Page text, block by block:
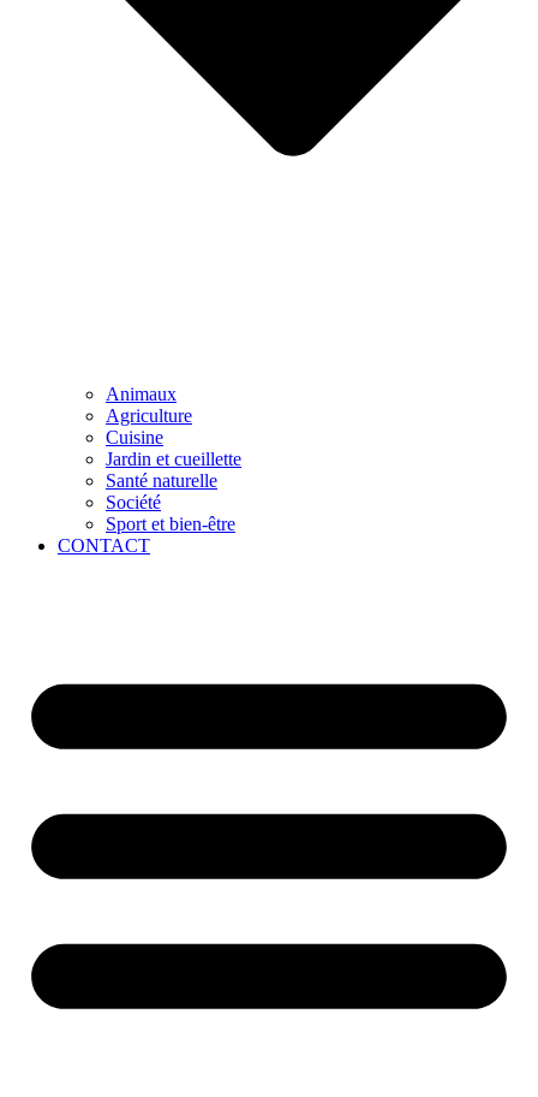
Animaux
Agriculture
Cuisine
Jardin et cueillette
Santé naturelle
Société
Sport et bien-être
CONTACT